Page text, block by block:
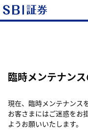
臨時メンテナン
現在、臨時メンテナンス
お客さまにはご迷惑をお
ようお願いいたします。